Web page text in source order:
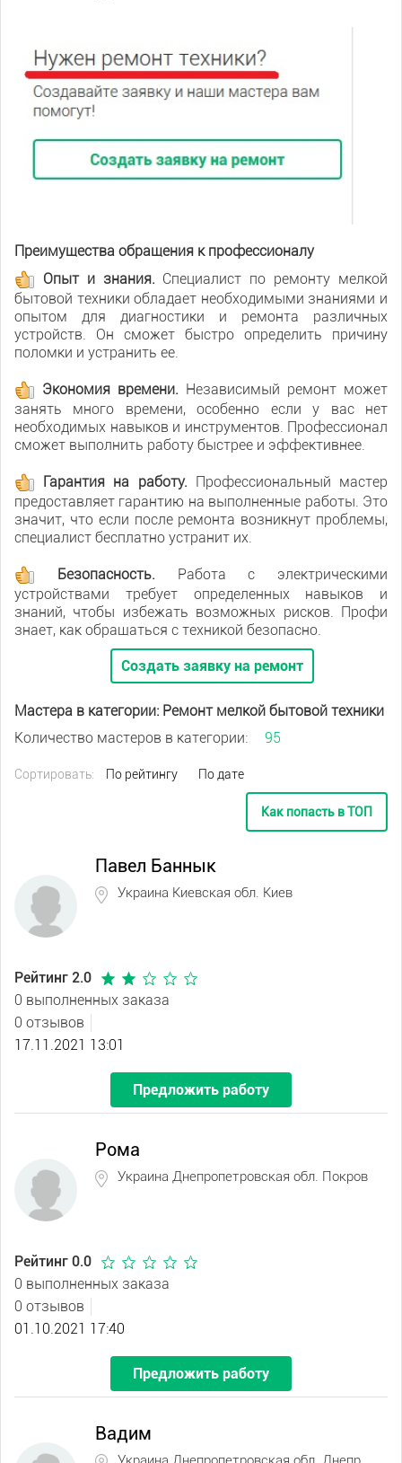
Преимущества обращения к профессионалу
Опыт и знания. Специалист по ремонту мелкой
бытовой техники обладает необходимыми знаниями и
опытом для диагностики и ремонта различных
устройств. Он сможет быстро определить причину
поломки и устранить ее.
Экономия времени. Независимый ремонт может
занять много времени, особенно если у вас нет
необходимых навыков и инструментов. Профессионал
сможет выполнить работу быстрее и эффективнее.
Гарантия на работу. Профессиональный мастер
предоставляет гарантию на выполненные работы. Это
значит, что если после ремонта возникнут проблемы,
специалист бесплатно устранит их.
Безопасность. Работа с электрическими
устройствами требует определенных навыков и
знаний, чтобы избежать возможных рисков. Профи
знает, как обращаться с техникой безопасно.
Создать заявку на ремонт
Мастера в категории: Ремонт мелкой бытовой техники
Количество мастеров в категории:
95
Сортировать: По рейтингу По дате
Как попасть в ТОП
Павел Баннык
Украина Киевская обл. Киев
Рейтинг 2.0
0 выполненных заказа
0 отзывов
17.11.2021 13:01
Предложить работу
Рома
Украина Днепропетровская обл. Покров
Рейтинг 0.0
0 выполненных заказа
0 отзывов
01.10.2021 17:40
Предложить работу
Вадим